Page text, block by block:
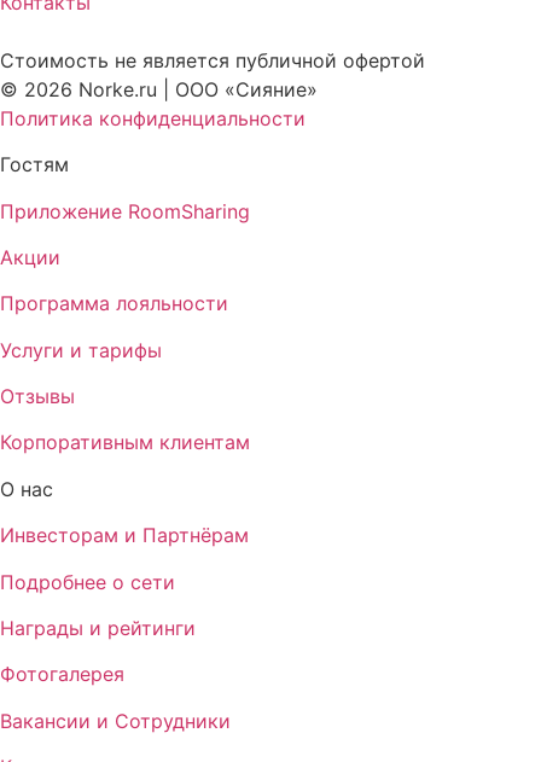
Стоимость не является публичной офертой
© 2026 Norke.ru | ООО «Сияние»
Политика конфиденциальности
Гостям
Приложение RoomSharing
Акции
Программа лояльности
Услуги и тарифы
Отзывы
Корпоративным клиентам
О нас
Инвесторам и Партнёрам
Подробнее о сети
Награды и рейтинги
Фотогалерея
Вакансии и Сотрудники